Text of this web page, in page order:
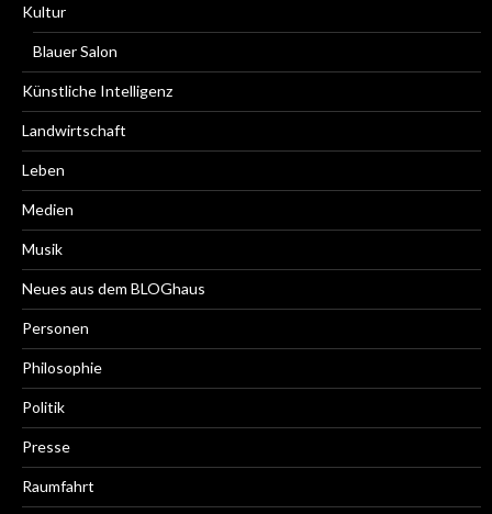
Kultur
Blauer Salon
Künstliche Intelligenz
Landwirtschaft
Leben
Medien
Musik
Neues aus dem BLOGhaus
Personen
Philosophie
Politik
Presse
Raumfahrt